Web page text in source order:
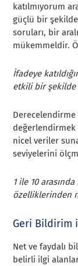
katılmıyorum
güçlü bir
soruları, bir
mükemmeldir.
İfadeye
etkili bir
Derecelendirme
değerlendirmek
nicel veriler
seviyelerini
1 ile 10
özelliklerinden
Geri Bildirim
Net ve faydalı
belirli ilgi